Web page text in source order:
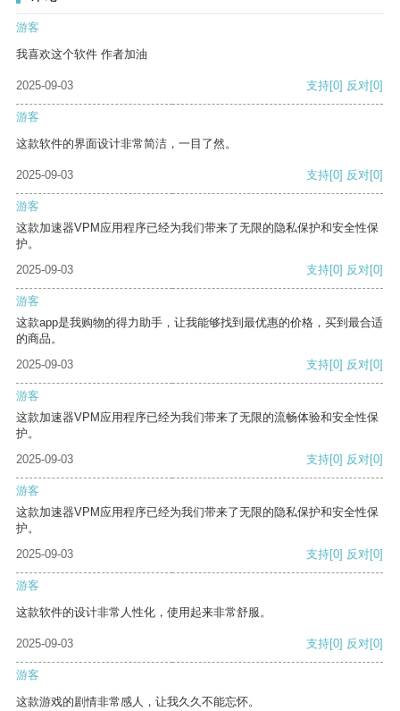
游客
我喜欢这个软件 作者加油
2025-09-03 支持[0] 反对[0]
游客
这款软件的界面设计非常简洁，一目了然。
2025-09-03 支持[0] 反对[0]
游客
这款加速器VPM应用程序已经为我们带来了无限的隐私保护和安全性保
护。
2025-09-03
支持[0] 反对[0]
游客
这款app是我购物的得力助手，让我能够找到最优惠的价格，买到最合适
的商品。
2025-09-03
支持[0] 反对[0]
游客
这款加速器VPM应用程序已经为我们带来了无限的流畅体验和安全性保
护。
2025-09-03
支持[0] 反对[0]
游客
这款加速器VPM应用程序已经为我们带来了无限的隐私保护和安全性保
护。
2025-09-03
支持[0] 反对[0]
游客
这款软件的设计非常人性化，使用起来非常舒服。
2025-09-03 支持[0] 反对[0]
游客
这款游戏的剧情非常感人，让我久久不能忘怀。